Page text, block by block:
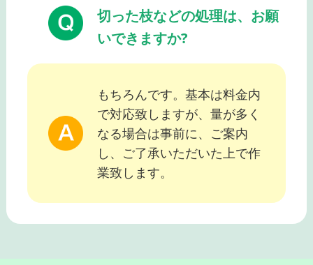
切った枝などの処理は、お願
いできますか?
もちろんです。基本は料金内
で対応致しますが、量が多く
なる場合は事前に、ご案内
し、ご了承いただいた上で作
業致します。